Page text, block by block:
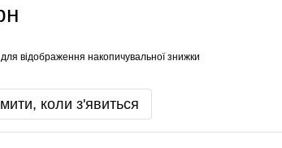
для відображення накопичувальної знижки
коли з'явиться